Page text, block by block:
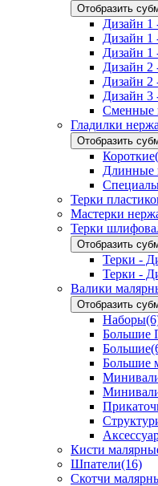
Отобразить
Дизайн 1
Дизайн 1
Дизайн 1
Дизайн 2
Дизайн 2
Дизайн 3
Сменные
Гладилки
Отобразить
Короткие
Длинные
Терки
Мастерки
Терки
Отобразить
Терки -
Терки -
Валики
Отобразить
Наборы
Большие
Большие
Большие
Кисти
Шпатели(16)
Скотчи